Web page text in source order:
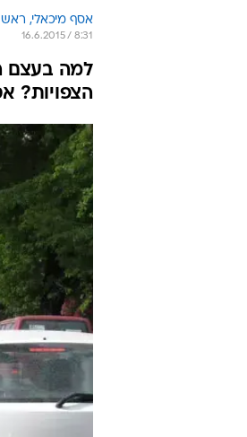
אסף מיכאלי, ראש
16.6.2015 / 8:31
למה בעצם
הצפויות?